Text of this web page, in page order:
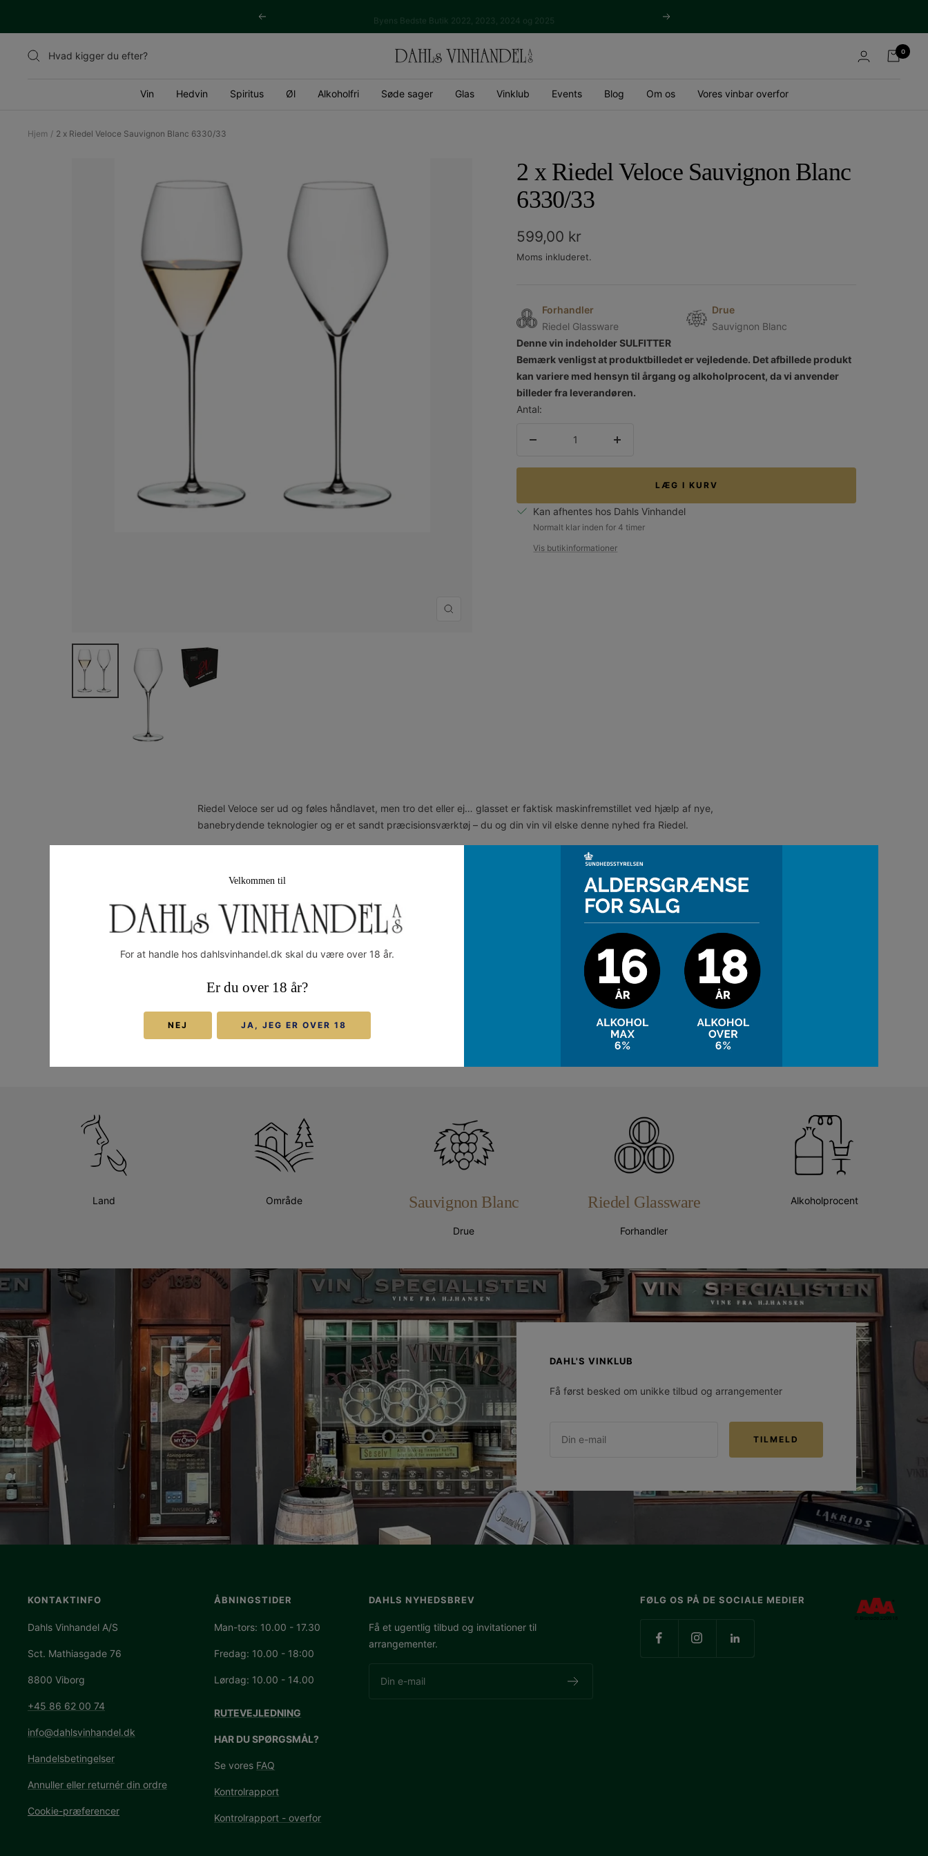
Tidligere Byens Bedste Butik 2022, 2023, 2024 og 2025 Næste
Velkommen til
For at handle hos dahlsvinhandel.dk skal du være over 18 år.
Er du over 18 år?
NEJ JA, JEG ER OVER 18
Dahls
0
Vin Hedvin Spiritus Øl Alkoholfri Søde sager Glas Vinklub Events Blog Om os Vores vinbar overfor
Hjem 2 x Riedel Veloce Sauvignon Blanc 6330/33
Zoom
2 x Riedel Veloce Sauvignon Blanc
6330/33
Udsalgspris
599,00 kr
Moms inkluderet.
Forhandler
Riedel Glassware
Drue
Sauvignon Blanc
Denne vin indeholder SULFITTER
Bemærk venligst at produktbilledet er vejledende. Det afbillede produkt
kan variere med hensyn til årgang og alkoholprocent, da vi anvender
billeder fra leverandøren.
Antal:
Forøg
LÆG I KURV
Kan afhentes hos Dahls Vinhandel
Normalt klar inden for 4 timer
Vis butikinformationer
Riedel Veloce ser ud og føles håndlavet, men tro det eller ej… glasset er faktisk maskinfremstillet ved hjælp af nye,
banebrydende teknologier og er et sandt præcisionsværktøj – du og din vin vil elske denne nyhed fra Riedel.
Riedel Veloce er en ny, imponerende glasserie fra Riedel. Det er de letteste og tyndeste maskinlavede glas på
markedet, hvilket ses i deres elegante udtryk. Et moderne glas med imponerende balance og en fantastisk føling -
den helt perfekte glasserie til vinelskeren! Ligesom alle Riedels andre druespecifikke glas, formår Veloce-serien at få
det absolut bedste frem i vinen.
Land Område Sauvignon Blanc
Drue
Riedel Glassware
Forhandler
Alkoholprocent
DAHL'S VINKLUB
Få først besked om unikke tilbud og arrangementer
Din e-mail TILMELD
KONTAKTINFO
Dahls Vinhandel A/S
Sct. Mathiasgade 76
8800 Viborg
+45 86 62 00 74
info@dahlsvinhandel.dk
Handelsbetingelser
Annuller eller returnér din ordre
Cookie-præferencer
ÅBNINGSTIDER
Man-tors: 10.00 - 17.30
Fredag: 10.00 - 18:00
Lørdag: 10.00 - 14.00
RUTEVEJLEDNING
HAR DU SPØRGSMÅL?
Se vores FAQ
Kontrolrapport
Kontrolrapport - overfor
DAHLS NYHEDSBREV
Få et ugentlig tilbud og invitationer til
arrangementer.
Din e-mail
FØLG OS PÅ DE SOCIALE MEDIER